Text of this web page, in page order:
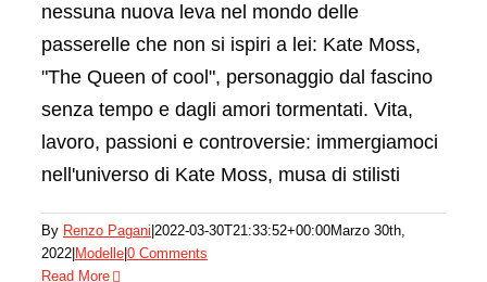
nessuna nuova leva nel mondo delle
passerelle che non si ispiri a lei: Kate Moss,
"The Queen of cool", personaggio dal fascino
senza tempo e dagli amori tormentati. Vita,
lavoro, passioni e controversie: immergiamoci
nell'universo di Kate Moss, musa di stilisti
By Renzo Pagani 2022-03-30T21:33:52+00:00Marzo 30th,
2022 Modelle 0 Comments
Read More